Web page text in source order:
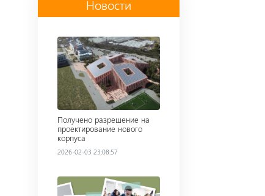
Новости
Read more
Получено разрешение на
проектирование нового
корпуса
2026-02-03 23:08:57
Read more